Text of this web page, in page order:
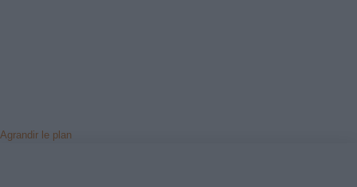
Agrandir le plan